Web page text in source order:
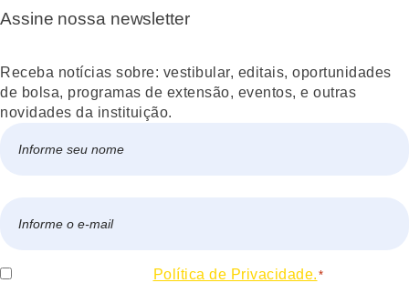
Assine nossa newsletter
Receba notícias sobre: vestibular, editais, oportunidades
de bolsa, programas de extensão, eventos, e outras
novidades da instituição.
mail
Consentir Política de Privacidade. *